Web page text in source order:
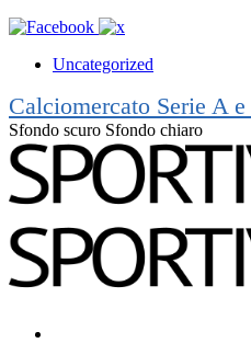
Uncategorized
Calciomercato Serie A
Sfondo scuro Sfondo chiaro